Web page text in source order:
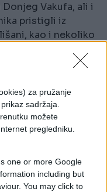
za pružanje
sadržaja.
možete
pregledniku.
one or more Google
including but
You may click to
Vakufa, ali i
pristigli iz
kao i nekoliko
Vakuf, muftija
predao je bajrak
krenuti
prema Ajvaz-
prozvani i
stijenu i učenja